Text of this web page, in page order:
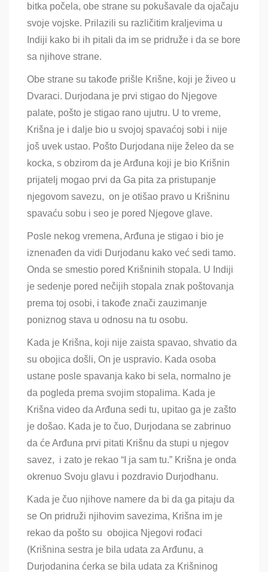
bitka počela, obe strane su pokušavale da ojačaju
svoje vojske. Prilazili su različitim kraljevima u
Indiji kako bi ih pitali da im se pridruže i da se bore
sa njihove strane.
Obe strane su takođe prišle Krišne, koji je živeo u
Dvaraci. Durjodana je prvi stigao do Njegove
palate, pošto je stigao rano ujutru. U to vreme,
Krišna je i dalje bio u svojoj spavaćoj sobi i nije
još uvek ustao. Pošto Durjodana nije želeo da se
kocka, s obzirom da je Arđuna koji je bio Krišnin
prijatelj mogao prvi da Ga pita za pristupanje
njegovom savezu, on je otišao pravo u Krišninu
spavaću sobu i seo je pored Njegove glave.
Posle nekog vremena, Arđuna je stigao i bio je
iznenađen da vidi Durjodanu kako već sedi tamo.
Onda se smestio pored Krišninih stopala. U Indiji
je sedenje pored nečijih stopala znak poštovanja
prema toj osobi, i takođe znači zauzimanje
poniznog stava u odnosu na tu osobu.
Kada je Krišna, koji nije zaista spavao, shvatio da
su obojica došli, On je uspravio. Kada osoba
ustane posle spavanja kako bi sela, normalno je
da pogleda prema svojim stopalima. Kada je
Krišna video da Arđuna sedi tu, upitao ga je zašto
je došao. Kada je to čuo, Durjodana se zabrinuo
da će Arđuna prvi pitati Krišnu da stupi u njegov
savez, i zato je rekao “I ja sam tu.” Krišna je onda
okrenuo Svoju glavu i pozdravio Durjodhanu.
Kada je čuo njihove namere da bi da ga pitaju da
se On pridruži njihovim savezima, Krišna im je
rekao da pošto su obojica Njegovi rođaci
(Krišnina sestra je bila udata za Arđunu, a
Durjodanina ćerka se bila udata za Krišninog